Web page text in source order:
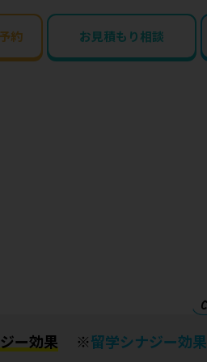
約 お見積もり相談
ー効果 ※留学シナジー効果